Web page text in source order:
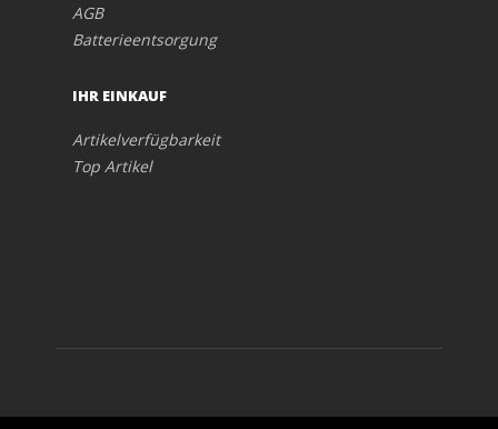
AGB
Batterieentsorgung
IHR EINKAUF
Artikelverfügbarkeit
Top Artikel